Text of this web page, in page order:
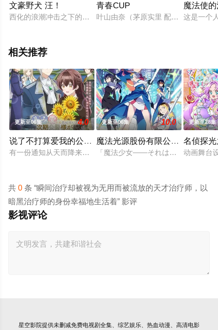
文豪野犬 汪！
西化的浪潮冲击之下的架空都市「横滨」中，以旧时文豪为名
青春CUP
叶山由奈（茅原实里 配音）是一个
魔法使
这是一个
相关推荐
更新至06集 4.0
说了不打算爱我的公爵继承人，不知为何对我宠爱有加
有一份通知从天而降来到没落贵族的千金，艾尔莎的身边。那就
更新至06集 10.0
魔法光源股份有限公司 第二季
「魔法少女――それは強くて、格好
更新至28集
名侦探
动画舞台
共 0条 “瞬间治疗却被视为无用而被流放的天才治疗师，以
暗黑治疗师的身份幸福地生活着” 影评
影视评论
星空影院提供未删减免费电视剧全集、综艺娱乐、热血动漫、高清电影